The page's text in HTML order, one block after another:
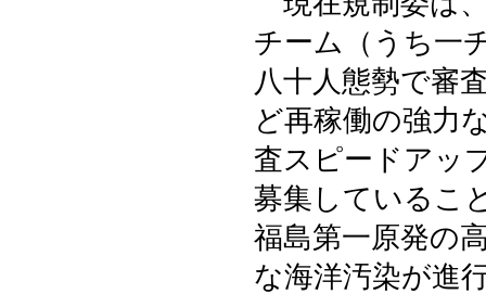
チーム（うち一
八十人態勢で審
ど再稼働の強力
査スピードアッ
募集しているこ
福島第一原発の
な海洋汚染が進